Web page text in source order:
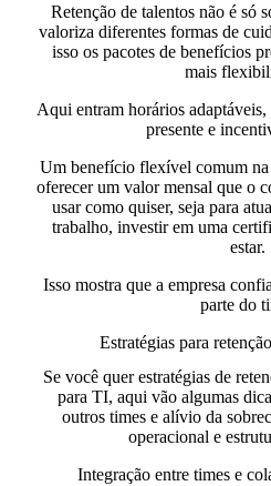
Retenção de talentos não é só
valoriza diferentes formas de
isso os pacotes de benefícios
mais
Aqui entram horários
presente e
Um benefício flexível comum
oferecer um valor mensal que o
usar como quiser, seja para
trabalho, investir em uma
estar.
Isso mostra que a empresa
parte do
Estratégias para
Se você quer estratégias de
para TI, aqui vão algumas
outros times e alívio da
operacional e
Integração entre times e